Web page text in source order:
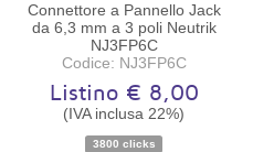
Disponibilità:Disponibile
Connettore a Pannello Jack
da 6,3 mm a 3 poli Neutrik
NJ3FP6C
Codice: NJ3FP6C
Listino € 8,00
(IVA inclusa 22%)
3800 clicks